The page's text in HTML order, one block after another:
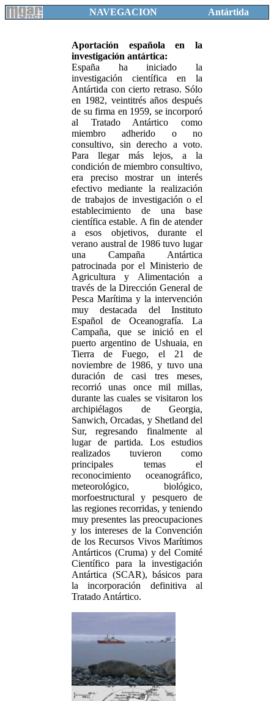
NAVEGACION Antártida
Aportación española en la
investigación antártica:
España ha iniciado la
investigación científica en la
Antártida con cierto retraso. Sólo
en 1982, veintitrés años después
de su firma en 1959, se incorporó
al Tratado Antártico como
miembro adherido o no
consultivo, sin derecho a voto.
Para llegar más lejos, a la
condición de miembro consultivo,
era preciso mostrar un interés
efectivo mediante la realización
de trabajos de investigación o el
establecimiento de una base
científica estable. A fin de atender
a esos objetivos, durante el
verano austral de 1986 tuvo lugar
una Campaña Antártica
patrocinada por el Ministerio de
Agricultura y Alimentación a
través de la Dirección General de
Pesca Marítima y la intervención
muy destacada del Instituto
Español de Oceanografía. La
Campaña, que se inició en el
puerto argentino de Ushuaia, en
Tierra de Fuego, el 21 de
noviembre de 1986, y tuvo una
duración de casi tres meses,
recorrió unas once mil millas,
durante las cuales se visitaron los
archipiélagos de Georgia,
Sanwich, Orcadas, y Shetland del
Sur, regresando finalmente al
lugar de partida. Los estudios
realizados tuvieron como
principales temas el
reconocimiento oceanográfico,
meteorológico, biológico,
morfoestructural y pesquero de
las regiones recorridas, y teniendo
muy presentes las preocupaciones
y los intereses de la Convención
de los Recursos Vivos Marítimos
Antárticos (Cruma) y del Comité
Científico para la investigación
Antártica (SCAR), básicos para
la incorporación definitiva al
Tratado Antártico.